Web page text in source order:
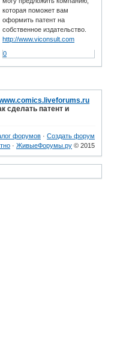
которая поможет вам
оформить патент на
собственное издательство.
http://www.viconsult.com
0
сделать патент и
форумов · Создать форум
· ЖивыеФорумы.ру © 2015